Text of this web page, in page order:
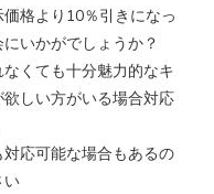
格より10％引きになっ
いかがでしょうか？
くても十分魅力的なキ
しい方がいる場合対応
応可能な場合もあるの
い